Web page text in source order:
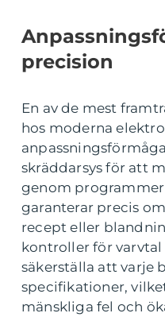
precision
En av de mest
hos moderna
skräddarsys för att
genom
garanterar precis
recept eller
kontroller för
säkerställa att varje
specifikationer,
mänskliga fel och